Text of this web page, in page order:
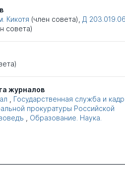
Кикотя (член совета), Д
совета)
журналов
, Государственная служба и
прокуратуры Российской
, Образование. Наука.